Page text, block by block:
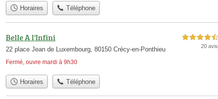
Horaires Téléphone
Belle A l'Infini
22 place Jean de Luxembourg, 80150 Crécy-en-Ponthieu
Fermé, ouvre mardi à 9h30
4,5 étoiles sur 5
20 avis
Horaires Téléphone